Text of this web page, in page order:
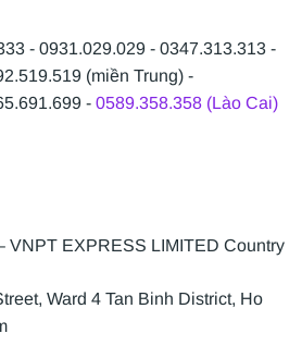
- 0931.029.029 - 0347.313.313 -
(miền Trung) -
- 0589.358.358 (Lào Cai)
VNPT EXPRESS LIMITED Country
Ward 4 Tan Binh District, Ho